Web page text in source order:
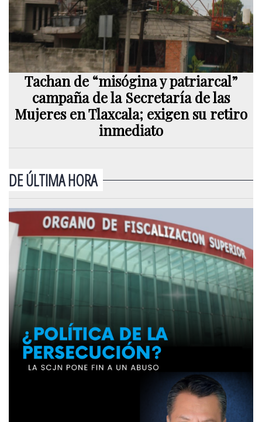
Tachan de “misógina y patriarcal”
campaña de la Secretaría de las
Mujeres en Tlaxcala; exigen su retiro
inmediato
DE ÚLTIMA HORA